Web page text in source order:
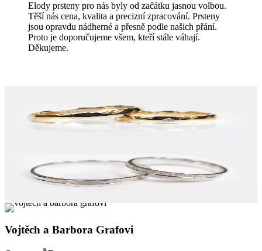
Elody prsteny pro nás byly od začátku jasnou volbou.
Těší nás cena, kvalita a precizní zpracování. Prsteny
jsou opravdu nádherné a přesně podle našich přání.
Proto je doporučujeme všem, kteří stále váhají.
Děkujeme.
Vojtěch a Barbora Grafovi